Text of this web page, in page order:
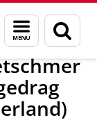
Menu
en
zoeken